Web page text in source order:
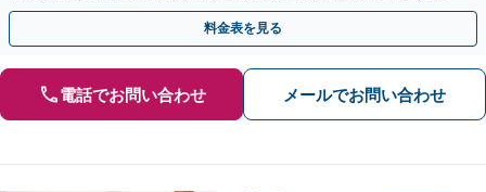
まな角度から示談の提案をおこない、利益の最大化を目指す
料金表を見る
電話でお問い合わせ メールでお問い合わせ